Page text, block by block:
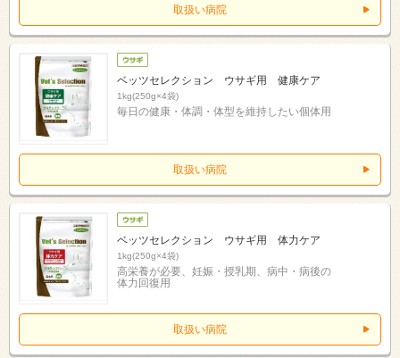
取扱い病院
ベッツセレクション ウサギ用 健康ケア
1kg(250g×4袋)
毎日の健康・体調・体型を維持したい個体用
取扱い病院
ベッツセレクション ウサギ用 体力ケア
1kg(250g×4袋)
高栄養が必要、妊娠・授乳期、病中・病後の
体力回復用
取扱い病院